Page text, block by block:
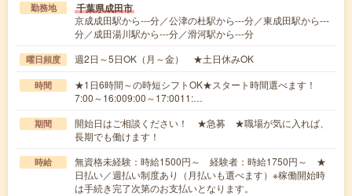
勤務地 千葉県成田市
京成成田駅から---分／公津の杜駅から---分／東成田駅から---
分／成田湯川駅から---分／滑河駅から---分
曜日頻度 週2日～5日OK（月～金） ★土日休みOK
時間
★1日6時間～の時短シフトOK★スタート時間選べます！
7:00～16:009:00～17:0011:…
期間
開始日はご相談ください！ ★急募 ★職場が気に入れば、
長期でも働けます！
時給
無資格未経験：時給1500円～ 経験者：時給1750円～ ★
日払い／週払い制度あり（月払いも選べます）※稼働開始時
は手続き完了次第のお支払いとなります。